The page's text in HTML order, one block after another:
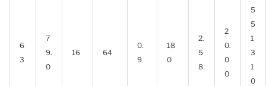
6
3
7
9.
0
16 64
0.
9
18
0
2.
5
8
2
0.
0
0
5
5
1
3
1
0